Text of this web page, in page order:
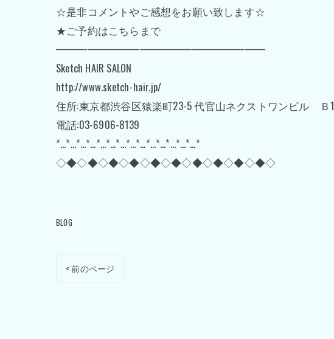
☆是非コメントやご感想をお願い致します☆
★ご予約はこちらまで
━━━━━━━━━━━━━━━━━━━━
Sketch HAIR SALON
http://www.sketch-hair.jp/
住所:東京都渋谷区猿楽町23-5 代官山ネクストワンビル Ｂ1
電話:03-6906-8139
*…*…*…*…*…*…*…*…*…*…*…*…*…*…*
◇◆◇◆◇◆◇◆◇◆◇◆◇◆◇◆◇◆◇◆◇
BLOG
< 前のページ